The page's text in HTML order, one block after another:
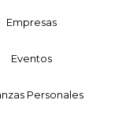
Empresas
Eventos
Personales